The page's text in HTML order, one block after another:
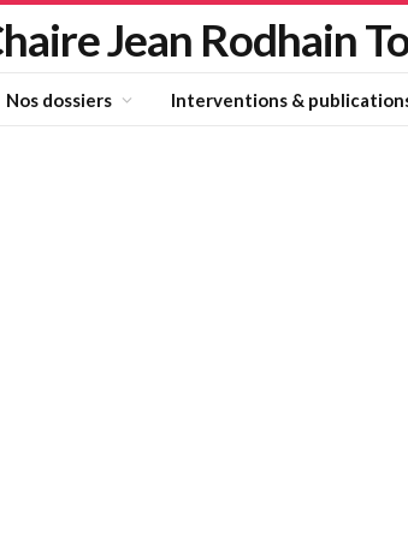
Jean Rodhain
Nos dossiers Interventions &